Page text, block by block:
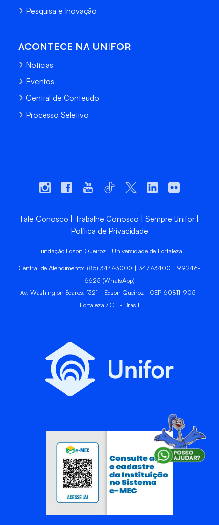
Pesquisa e Inovação
ACONTECE NA UNIFOR
Notícias
Eventos
Central de Conteúdo
Processo Seletivo
Fale Conosco Trabalhe Conosco
Sempre Unifor
Política de Privacidade
Fundação Edson Queiroz | Universidade de Fortaleza
Central de Atendimento: (85) 3477-3000 | 3477-3400 | 99246-
6625 (WhatsApp)
Av. Washington Soares, 1321 - Edson Queiroz - CEP 60811-905 -
Fortaleza / CE - Brasil